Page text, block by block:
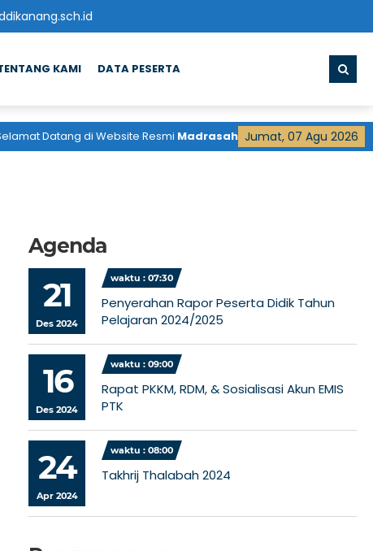
KAMI DATA PESERTA
Jumat, 07 Agu 2026
Datang di Website ResmiMadrasah AliyahPondok Pesantren
Agenda
21
Des 2024
waktu : 07:30
Penyerahan Rapor Peserta Didik Tahun
Pelajaran 2024/2025
16
Des 2024
waktu : 09:00
Rapat PKKM, RDM, & Sosialisasi Akun EMIS
PTK
24
Apr 2024
waktu : 08:00
Takhrij Thalabah 2024